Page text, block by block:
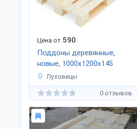
Цена от 590
Поддоны деревянные,
новые, 1000х1200х145
Луховицы
0 отзывов